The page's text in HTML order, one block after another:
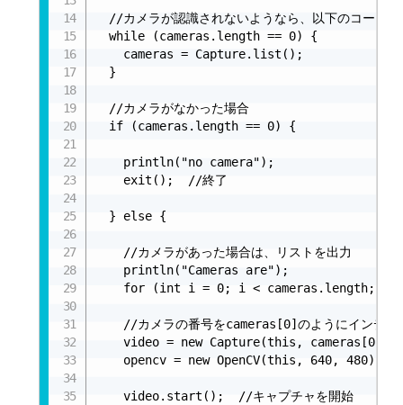
//カメラが認識されないようなら、以下のコードを
  while (cameras.length == 0) {
    cameras = Capture.list();
  }
  //カメラがなかった場合
  if (cameras.length == 0) {
    println("no camera");
    exit();  //終了
  } else {
    //カメラがあった場合は、リストを出力
    println("Cameras are");
for (int i = 0; i < cameras.length;
//カメラの番号をcameras[0]のようにインデッ
    video = new Capture(this, cameras[0]);
    opencv = new OpenCV(this, 640, 480);
    video.start();  //キャプチャを開始